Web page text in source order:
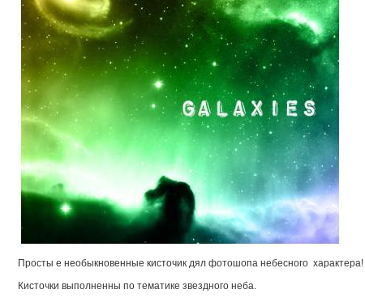
Просты е необыкновенные кисточик дял фотошопа небесного характера!
Кисточки выполненны по тематике звездного неба.